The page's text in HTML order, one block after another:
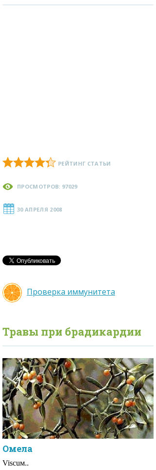
РЕЙТИНГ СТАТЬИ
ПРОСМОТРОВ: 97029
30 АПРЕЛЯ 2008
Проверка иммунитета
Травы при брадикардии
Омела
Visсuм..